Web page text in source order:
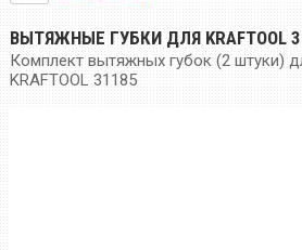
ВЫТЯЖНЫЕ ГУБКИ ДЛЯ KRAFTOOL
Комплект вытяжных губок (2 штуки)
KRAFTOOL 31185